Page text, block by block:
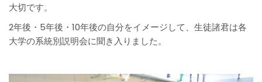
大切です。
2年後・5年後・10年後の自分をイメージして、生徒諸君は各
大学の系統別説明会に聞き入りました。